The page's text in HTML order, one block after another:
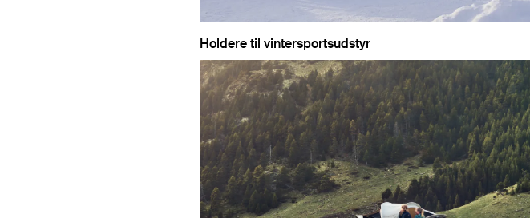
Holdere til vintersportsudstyr